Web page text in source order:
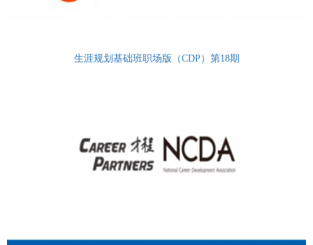
生涯规划基础班职场版（CDP）第18期